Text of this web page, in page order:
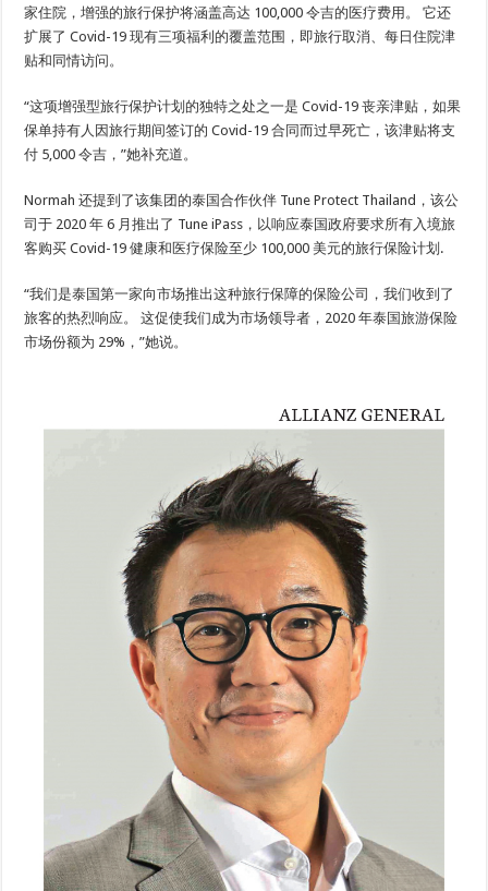
家住院，增强的旅行保护将涵盖高达 100,000 令吉的医疗费用。 它还
扩展了 Covid-19 现有三项福利的覆盖范围，即旅行取消、每日住院津
贴和同情访问。
“这项增强型旅行保护计划的独特之处之一是 Covid-19 丧亲津贴，如果
保单持有人因旅行期间签订的 Covid-19 合同而过早死亡，该津贴将支
付 5,000 令吉，”她补充道。
Normah 还提到了该集团的泰国合作伙伴 Tune Protect Thailand，该公
司于 2020 年 6 月推出了 Tune iPass，以响应泰国政府要求所有入境旅
客购买 Covid-19 健康和医疗保险至少 100,000 美元的旅行保险计划.
“我们是泰国第一家向市场推出这种旅行保障的保险公司，我们收到了
旅客的热烈响应。 这促使我们成为市场领导者，2020 年泰国旅游保险
市场份额为 29%，”她说。